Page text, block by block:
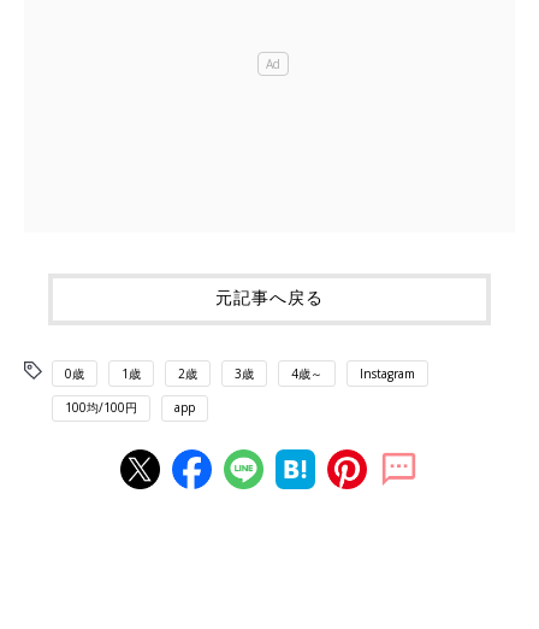
元記事へ戻る
0歳 1歳 2歳 3歳 4歳～ Instagram
100均/100円 app